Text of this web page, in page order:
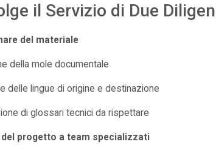
il Servizio di Due
del materiale
della mole documentale
delle lingue di origine e destinazione
di glossari tecnici da rispettare
progetto a team specializzati